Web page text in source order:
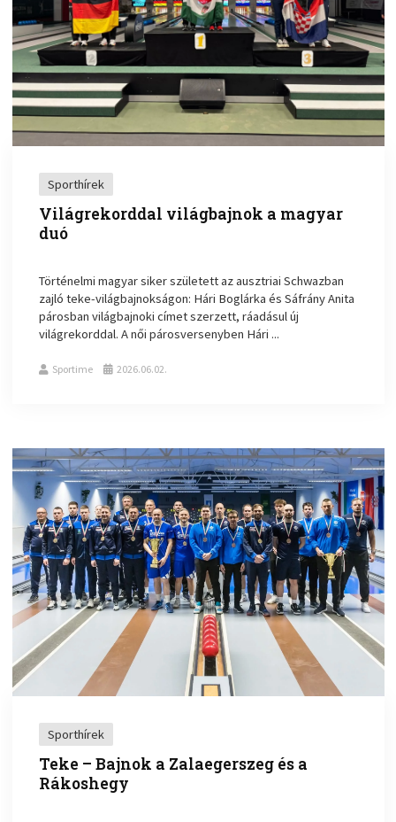
Sporthírek
Világrekorddal világbajnok a magyar
duó
Történelmi magyar siker született az ausztriai Schwazban
zajló teke-világbajnokságon: Hári Boglárka és Sáfrány Anita
párosban világbajnoki címet szerzett, ráadásul új
világrekorddal. A női párosversenyben Hári ...
Sportime 2026.06.02.
Sporthírek
Teke – Bajnok a Zalaegerszeg és a
Rákoshegy